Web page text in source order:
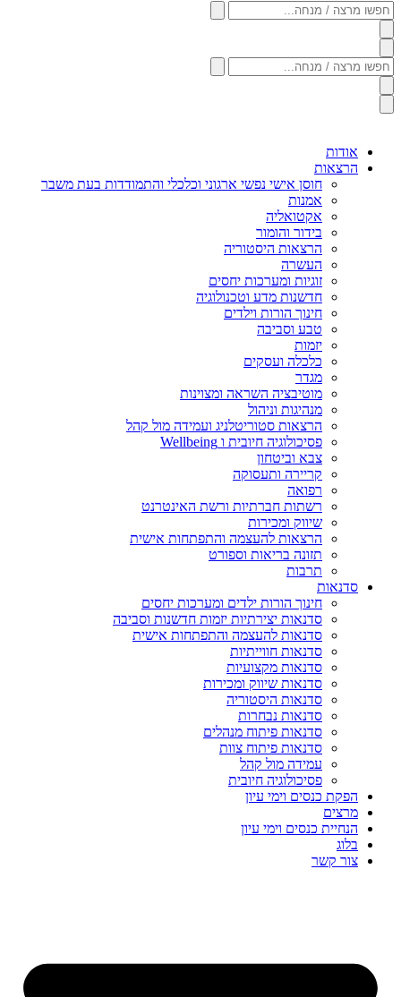
חפשו
מרצה
/
מנחה...
חפשו
מרצה
/
מנחה...
אודות
הרצאות
חוסן אישי נפשי ארגוני וכלכלי והתמודדות בעת משבר
אמנות
אקטואליה
בידור והומור
הרצאות היסטוריה
העשרה
זוגיות ומערכות יחסים
חדשנות מדע וטכנולוגיה
חינוך הורות וילדים
טבע וסביבה
יזמות
כלכלה ועסקים
מגדר
מוטיבציה השראה ומצוינות
מנהיגות וניהול
הרצאות סטוריטלניג ועמידה מול קהל
פסיכולוגיה חיובית ו Wellbeing
צבא וביטחון
קריירה ותעסוקה
רפואה
רשתות חברתיות ורשת האינטרנט
שיווק ומכירות
הרצאות להעצמה והתפתחות אישית
תזונה בריאות וספורט
תרבות
סדנאות
חינוך הורות ילדים ומערכות יחסים
סדנאות יצירתיות יזמות חדשנות וסביבה
סדנאות להעצמה והתפתחות אישית
סדנאות חווייתיות
סדנאות מקצועיות
סדנאות שיווק ומכירות
סדנאות היסטוריה
סדנאות נבחרות
סדנאות פיתוח מנהלים
סדנאות פיתוח צוות
עמידה מול קהל
פסיכולוגיה חיובית
הפקת כנסים וימי עיון
מרצים
הנחיית כנסים וימי עיון
בלוג
צור קשר